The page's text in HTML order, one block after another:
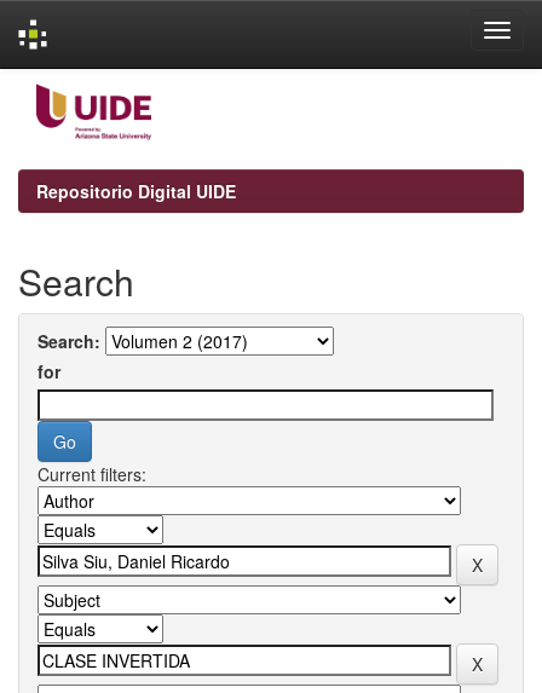
navigation
Repositorio Digital UIDE
Search
Search:
for
Current filters: